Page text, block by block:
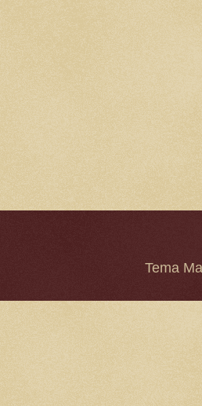
Tema